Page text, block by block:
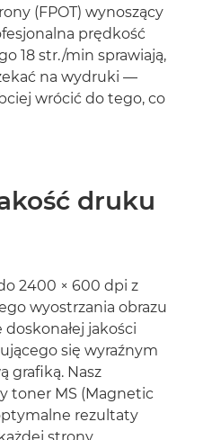
(FPOT) wynoszący
prędkość
18 str./min sprawiają,
na wydruki —
wrócić do tego, co
druku
2400 × 600 dpi z
wyostrzania obrazu
jakości
się wyraźnym
grafiką. Nasz
toner MS (Magnetic
rezultaty